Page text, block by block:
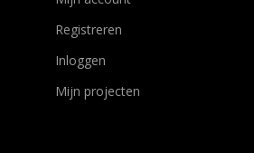
Registreren
Inloggen
Mijn projecten